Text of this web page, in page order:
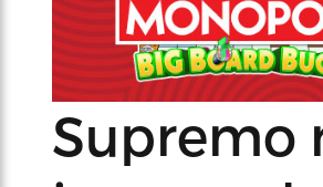
Supremo